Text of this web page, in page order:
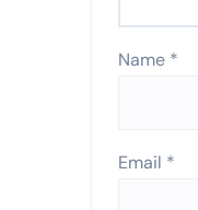
Name *
Email *